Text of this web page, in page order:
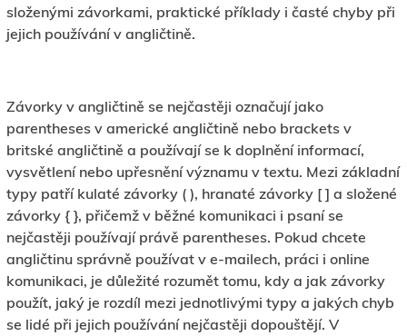
složenými závorkami, praktické příklady i časté chyby při
jejich používání v angličtině.
Závorky v angličtině se nejčastěji označují jako
parentheses v americké angličtině nebo brackets v
britské angličtině a používají se k doplnění informací,
vysvětlení nebo upřesnění významu v textu. Mezi základní
typy patří kulaté závorky ( ), hranaté závorky [ ] a složené
závorky { }, přičemž v běžné komunikaci i psaní se
nejčastěji používají právě parentheses. Pokud chcete
angličtinu správně používat v e-mailech, práci i online
komunikaci, je důležité rozumět tomu, kdy a jak závorky
použít, jaký je rozdíl mezi jednotlivými typy a jakých chyb
se lidé při jejich používání nejčastěji dopouštějí. V